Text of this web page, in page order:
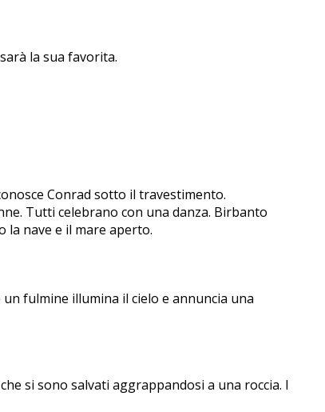
la sua favorita.
Conrad sotto il travestimento.
Tutti celebrano con una danza. Birbanto
la nave e il mare aperto.
fulmine illumina il cielo e annuncia una
si sono salvati aggrappandosi a una roccia. I